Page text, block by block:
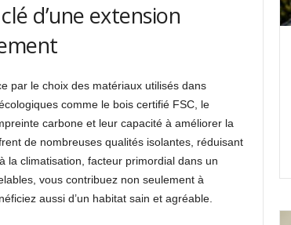
d’une extension
par le choix des matériaux utilisés dans
comme le bois certifié FSC, le
carbone et leur capacité à améliorer la
de nombreuses qualités isolantes, réduisant
la climatisation, facteur primordial dans un
vous contribuez non seulement à
aussi d’un habitat sain et agréable.